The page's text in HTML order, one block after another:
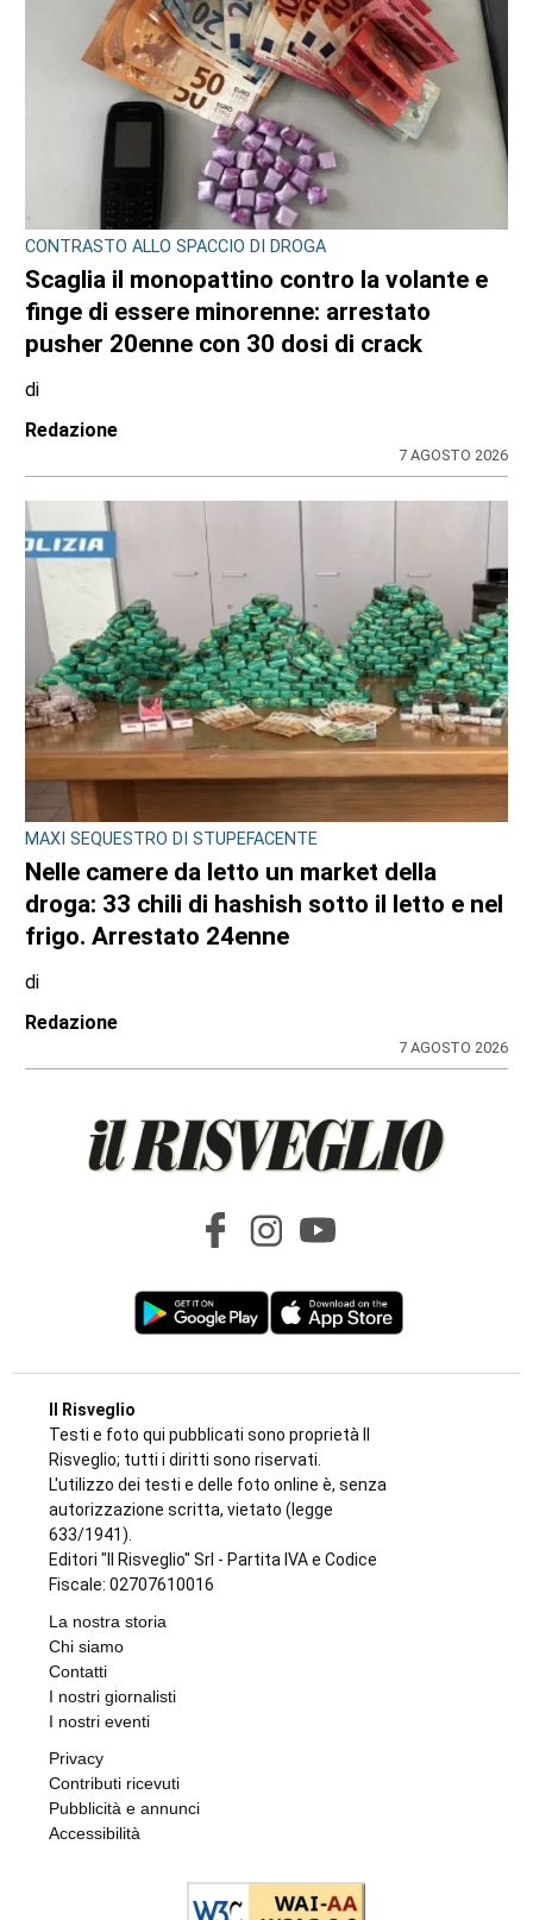
CONTRASTO ALLO SPACCIO DI DROGA
Scaglia il monopattino contro la volante e
finge di essere minorenne: arrestato
pusher 20enne con 30 dosi di crack
di
Redazione
7 AGOSTO 2026
MAXI SEQUESTRO DI STUPEFACENTE
Nelle camere da letto un market della
droga: 33 chili di hashish sotto il letto e nel
frigo. Arrestato 24enne
di
Redazione
7 AGOSTO 2026
Il Risveglio
Testi e foto qui pubblicati sono proprietà Il
Risveglio; tutti i diritti sono riservati.
L'utilizzo dei testi e delle foto online è, senza
autorizzazione scritta, vietato (legge
633/1941).
Editori "Il Risveglio" Srl - Partita IVA e Codice
Fiscale: 02707610016
La nostra storia
Chi siamo
Contatti
I nostri giornalisti
I nostri eventi
Privacy
Contributi ricevuti
Pubblicità e annunci
Accessibilità